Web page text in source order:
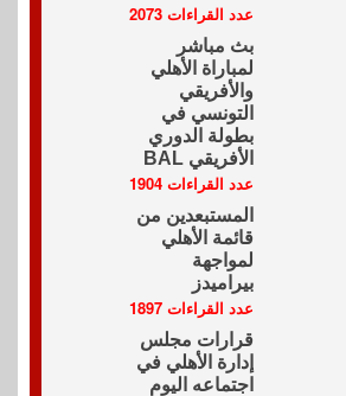
عدد القراءات 2073
بث مباشر
لمباراة الأهلي
والأفريقي
التونسي في
بطولة الدوري
الأفريقي BAL
عدد القراءات 1904
المستبعدين من
قائمة الأهلي
لمواجهة
بيراميدز
عدد القراءات 1897
قرارات مجلس
إدارة الأهلي في
اجتماعه اليوم